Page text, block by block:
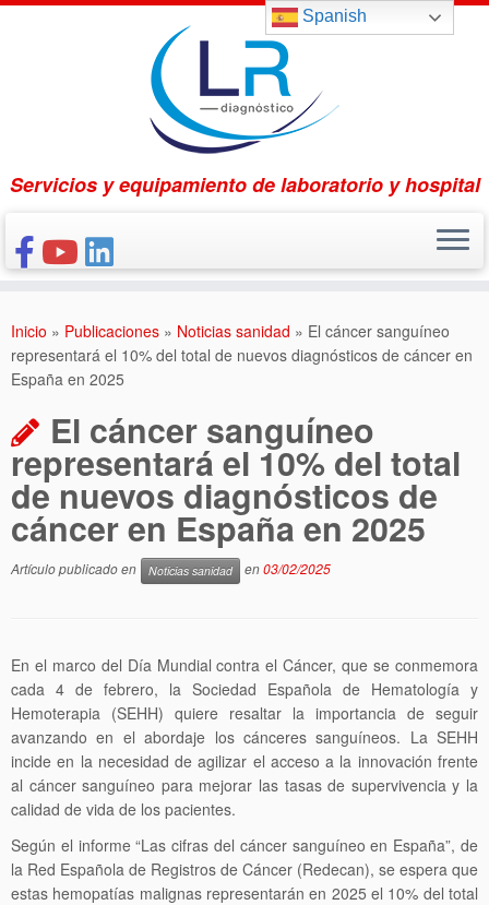
Saltar
Servicios y equipamiento de laboratorio y hospital
CONÓCENOS
NUESTROS PRODUCTOS
PUBLICACIONES
CONTACTO
Inicio » Publicaciones » Noticias sanidad » El cáncer sanguíneo
representará el 10% del total de nuevos diagnósticos de cáncer en
España en 2025
El cáncer sanguíneo
representará el 10% del total
de nuevos diagnósticos de
cáncer en España en 2025
Artículo publicado en Noticias sanidad en03/02/2025
En el marco del Día Mundial contra el Cáncer, que se conmemora
cada 4 de febrero, la Sociedad Española de Hematología y
Hemoterapia (SEHH) quiere resaltar la importancia de seguir
avanzando en el abordaje los cánceres sanguíneos. La SEHH
incide en la necesidad de agilizar el acceso a la innovación frente
al cáncer sanguíneo para mejorar las tasas de supervivencia y la
calidad de vida de los pacientes.
Según el informe “Las cifras del cáncer sanguíneo en España”, de
la Red Española de Registros de Cáncer (Redecan), se espera que
estas hemopatías malignas representarán en 2025 el 10% del total
Spanish